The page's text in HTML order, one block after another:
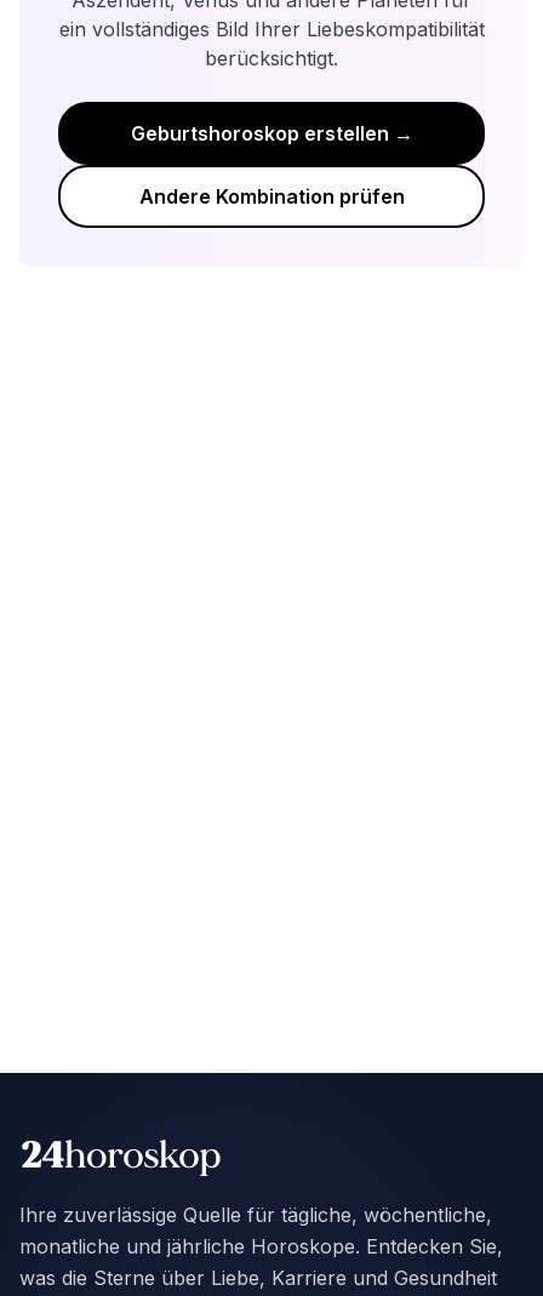
Verständnis, Kompromissen und der
Bereitschaft zu wachsen.
ein vollständiges Bild Ihrer Liebeskompatibilität
berücksichtigt.
Geburtshoroskop erstellen →
Andere Kombination prüfen
Ihre zuverlässige Quelle für tägliche, wöchentliche,
monatliche und jährliche Horoskope. Entdecken Sie,
was die Sterne über Liebe, Karriere und Gesundheit